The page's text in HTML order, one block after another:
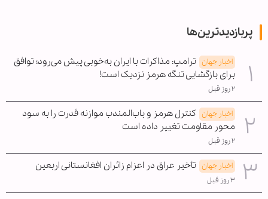
پربازدیدترین‌ها
اخبار جهان ترامپ: مذاکرات با ایران به‌خوبی پیش می‌رود؛ توافق
برای بازگشایی تنگه هرمز نزدیک است!
۲ روز قبل
اخبار جهان کنترل هرمز و باب‌المندب موازنه قدرت را به سود
محور مقاومت تغییر داده است
۲ روز قبل
اخبار جهان تأخیر عراق در اعزام زائران افغانستانی اربعین
۳ روز قبل